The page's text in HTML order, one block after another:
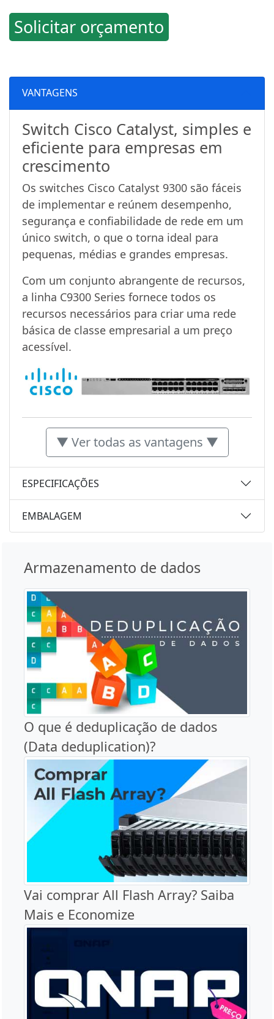
Solicitar orçamento
VANTAGENS
Switch Cisco Catalyst, simples e
eficiente para empresas em
crescimento
Os switches Cisco Catalyst 9300 são fáceis
de implementar e reúnem desempenho,
segurança e confiabilidade de rede em um
único switch, o que o torna ideal para
pequenas, médias e grandes empresas.
Com um conjunto abrangente de recursos,
a linha C9300 Series fornece todos os
recursos necessários para criar uma rede
básica de classe empresarial a um preço
acessível.
▼ Ver todas as vantagens ▼
ESPECIFICAÇÕES
EMBALAGEM
Armazenamento de dados
O que é deduplicação de dados
(Data deduplication)?
Vai comprar All Flash Array? Saiba
Mais e Economize